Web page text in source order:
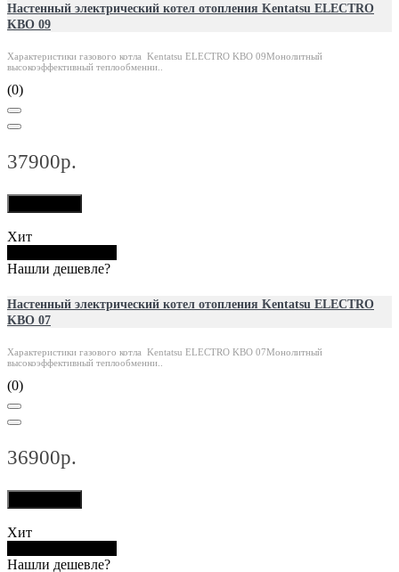
Настенный электрический котел отопления Kentatsu ELECTRO
KBO 09
Характеристики газового котла Kentatsu ELECTRO KBO 09Монолитный
высокоэффективный теплообменни..
(0)
37900р.
Хит
Нашли дешевле?
Настенный электрический котел отопления Kentatsu ELECTRO
KBO 07
Характеристики газового котла Kentatsu ELECTRO KBO 07Монолитный
высокоэффективный теплообменни..
(0)
36900р.
Хит
Нашли дешевле?